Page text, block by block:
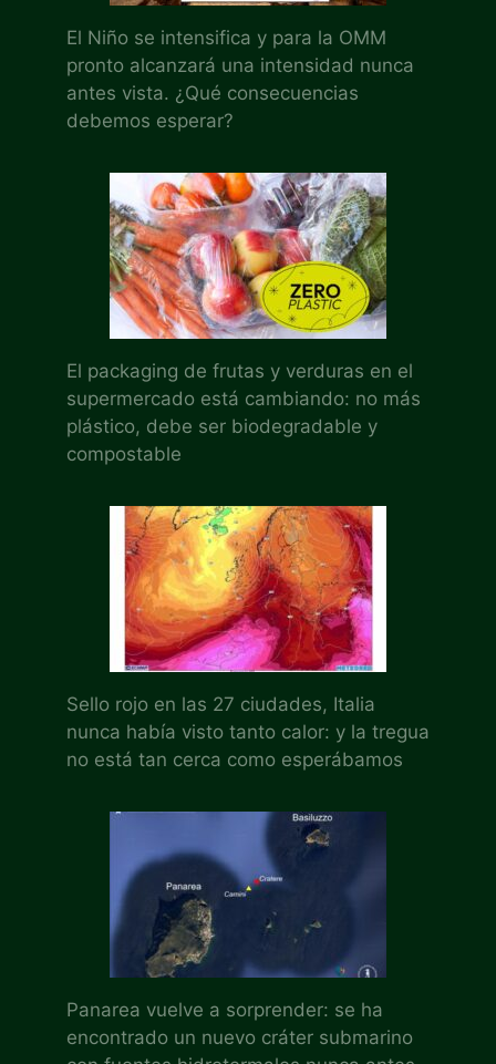
El Niño se intensifica y para la OMM
pronto alcanzará una intensidad nunca
antes vista. ¿Qué consecuencias
debemos esperar?
El packaging de frutas y verduras en el
supermercado está cambiando: no más
plástico, debe ser biodegradable y
compostable
Sello rojo en las 27 ciudades, Italia
nunca había visto tanto calor: y la tregua
no está tan cerca como esperábamos
Panarea vuelve a sorprender: se ha
encontrado un nuevo cráter submarino